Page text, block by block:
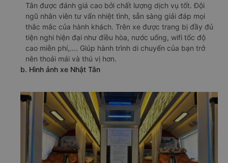
Tân được đánh giá cao bởi chất lượng dịch vụ tốt. Đội
ngũ nhân viên tư vấn nhiệt tình, sẵn sàng giải đáp mọi
thắc mắc của hành khách. Trên xe được trang bị đầy đủ
tiện nghi hiện đại như điều hòa, nước uống, wifi tốc độ
cao miễn phí,.... Giúp hành trình di chuyển của bạn trở
nên thoải mái và thú vị hơn.
b. Hình ảnh xe Nhật Tân